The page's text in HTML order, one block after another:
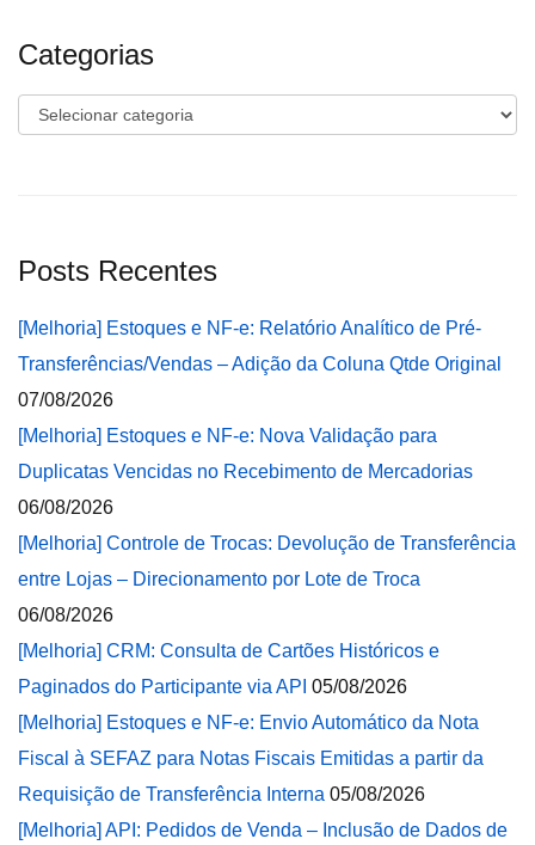
Categorias
Categorias
Posts Recentes
[Melhoria] Estoques e NF-e: Relatório Analítico de Pré-
Transferências/Vendas – Adição da Coluna Qtde Original
07/08/2026
[Melhoria] Estoques e NF-e: Nova Validação para
Duplicatas Vencidas no Recebimento de Mercadorias
06/08/2026
[Melhoria] Controle de Trocas: Devolução de Transferência
entre Lojas – Direcionamento por Lote de Troca
06/08/2026
[Melhoria] CRM: Consulta de Cartões Históricos e
Paginados do Participante via API 05/08/2026
[Melhoria] Estoques e NF-e: Envio Automático da Nota
Fiscal à SEFAZ para Notas Fiscais Emitidas a partir da
Requisição de Transferência Interna 05/08/2026
[Melhoria] API: Pedidos de Venda – Inclusão de Dados de